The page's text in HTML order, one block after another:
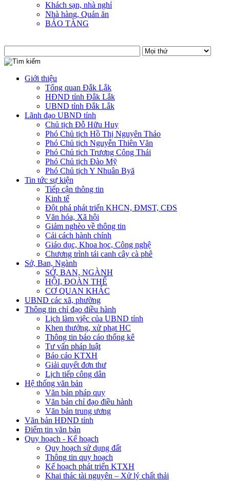
Khách sạn, nhà nghỉ
Nhà hàng, Quán ăn
BẢO TÀNG
Giới thiệu
Tổng quan Đắk Lắk
HĐND tỉnh Đắk Lắk
UBND tỉnh Đắk Lắk
Lãnh đạo UBND tỉnh
Chủ tịch Đỗ Hữu Huy
Phó Chủ tịch Hồ Thị Nguyên Thảo
Phó Chủ tịch Nguyễn Thiên Văn
Phó Chủ tịch Trương Công Thái
Phó Chủ tịch Đào Mỹ
Phó Chủ tịch Y Nhuân Byă
Tin tức sự kiện
Tiếp cận thông tin
Kinh tế
Đột phá phát triển KHCN, ĐMST, CĐS
Văn hóa, Xã hội
Giảm nghèo về thông tin
Cải cách hành chính
Giáo dục, Khoa học, Công nghệ
Chương trình tái canh cây cà phê
Sở, Ban, Ngành
SỞ, BAN, NGÀNH
HỘI, ĐOÀN THỂ
CƠ QUAN KHÁC
UBND các xã, phường
Thông tin chỉ đạo điều hành
Lịch làm việc của UBND tỉnh
Khen thưởng, xử phạt HC
Thông tin báo cáo thống kê
Tư vấn pháp luật
Báo cáo KTXH
Giải quyết đơn thư
Lịch tiếp công dân
Hệ thống văn bản
Văn bản pháp quy
Văn bản chỉ đạo điều hành
Văn bản trung ương
Văn bản HĐND tỉnh
Điểm tin văn bản
Quy hoạch - Kế hoạch
Quy hoạch sử dụng đất
Thông tin quy hoạch
Kế hoạch phát triển KTXH
Khai thác tài nguyên – Xử lý chất thải